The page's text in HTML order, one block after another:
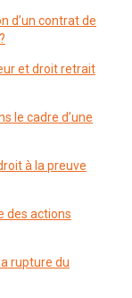
d’un contrat de
et droit retrait
le cadre d’une
à la preuve
des actions
rupture du